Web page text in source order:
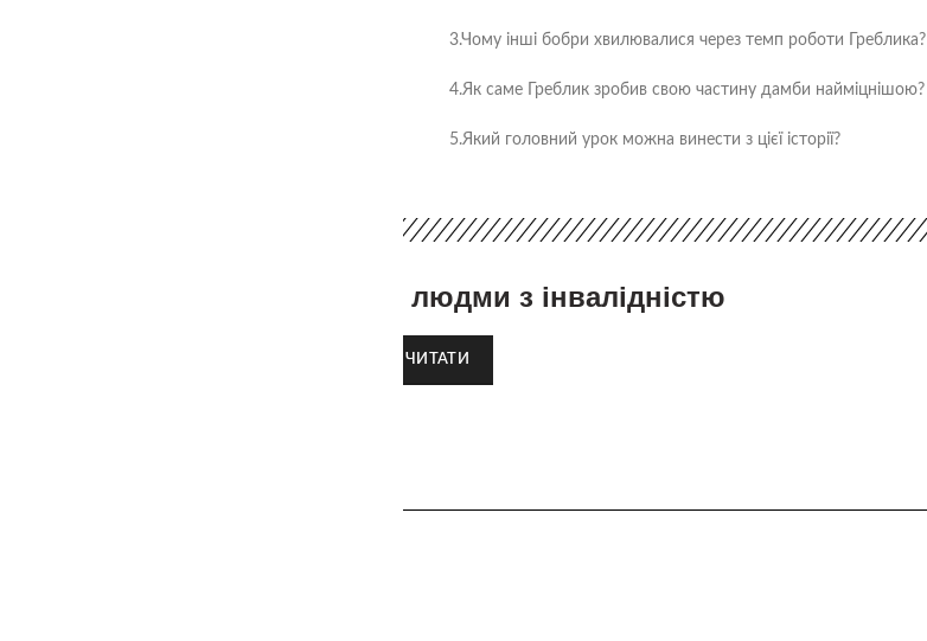
3.Чому інші бобри хвилювалися через темп роботи Греблика?
4.Як саме Греблик зробив свою частину дамби найміцнішою?
5.Який головний урок можна винести з цієї історії?
Як спілкуватись з людми з інвалідністю
ЧИТАТИ